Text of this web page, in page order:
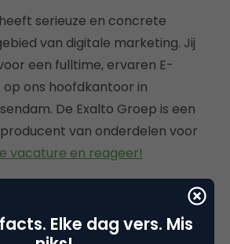
serieuze en concrete
van digitale marketing. Jij
een fulltime, ervaren E-
ons hoofdkantoor in
De Exalto Groep is een
van onderdelen voor
vacature en reageer!
Elke dag vers. Mis